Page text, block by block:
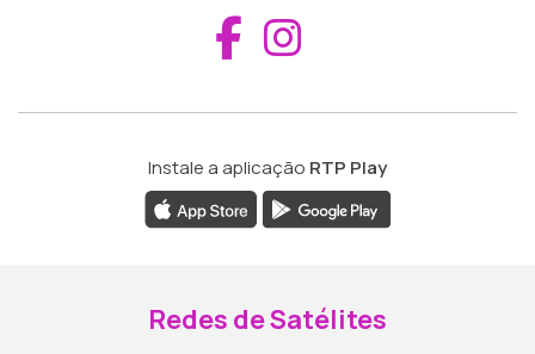
Aceder ao
Instale a aplicação RTP Play
Redes de Satélites